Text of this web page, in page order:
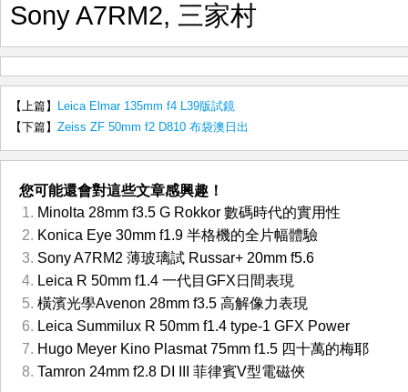
Sony A7RM2, 三家村
【上篇】
Leica Elmar 135mm f4 L39版試鏡
【下篇】 Zeiss ZF 50mm f2 D810 布袋澳日出
您可能還會對這些文章感興趣！
Minolta 28mm f3.5 G Rokkor 數碼時代的實用性
Konica Eye 30mm f1.9 半格機的全片幅體驗
Sony A7RM2 薄玻璃試 Russar+ 20mm f5.6
Leica R 50mm f1.4 一代目GFX日間表現
橫濱光學Avenon 28mm f3.5 高解像力表現
Leica Summilux R 50mm f1.4 type-1 GFX Power
Hugo Meyer Kino Plasmat 75mm f1.5 四十萬的梅耶
Tamron 24mm f2.8 DI III 菲律賓V型電磁俠